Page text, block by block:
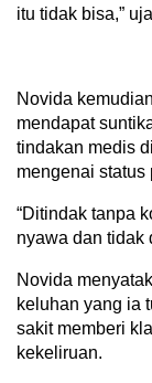
itu tidak bisa,”
Novida
mendapat
tindakan medis
mengenai status
“Ditindak tanpa
nyawa dan tidak
Novida
keluhan yang ia
sakit memberi
kekeliruan.